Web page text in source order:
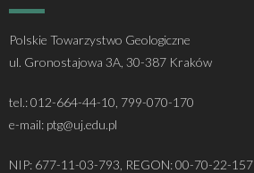
Polskie Towarzystwo Geologiczne
ul. Gronostajowa 3A, 30-387 Kraków
tel.: 012-664-44-10, 799-070-170
e-mail: ptg@uj.edu.pl
NIP: 677-11-03-793, REGON: 00-70-22-157